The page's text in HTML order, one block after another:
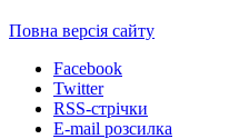
Повна версія сайту
Facebook
Twitter
RSS-стрічки
E-mail розсилка